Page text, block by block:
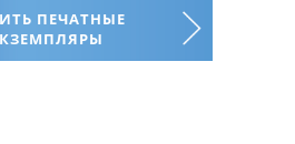
ПЕЧАТНЫЕ